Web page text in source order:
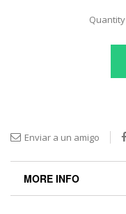
Quantity
Enviar a un amigo
MORE INFO